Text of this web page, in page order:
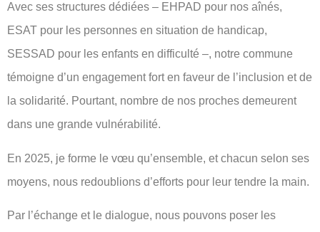
Avec ses structures dédiées – EHPAD pour nos aînés,
ESAT pour les personnes en situation de handicap,
SESSAD pour les enfants en difficulté –, notre commune
témoigne d’un engagement fort en faveur de l’inclusion et de
la solidarité. Pourtant, nombre de nos proches demeurent
dans une grande vulnérabilité.
En 2025, je forme le vœu qu’ensemble, et chacun selon ses
moyens, nous redoublions d’efforts pour leur tendre la main.
Par l’échange et le dialogue, nous pouvons poser les